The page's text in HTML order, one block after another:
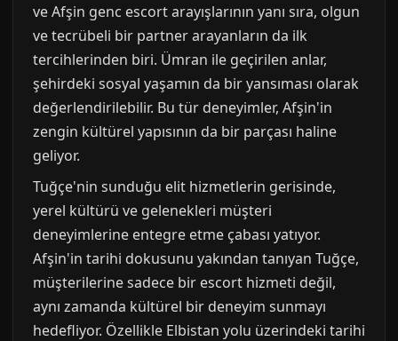
ve Afşin genc escort arayışlarının yanı sıra, olgun
ve tecrübeli bir partner arayanların da ilk
tercihlerinden biri. Ümran ile geçirilen anlar,
şehirdeki sosyal yaşamın da bir yansıması olarak
değerlendirilebilir. Bu tür deneyimler, Afşin'in
zengin kültürel yapısının da bir parçası haline
geliyor.
Tuğçe'nin sunduğu elit hizmetlerin gerisinde,
yerel kültürü ve gelenekleri müşteri
deneyimlerine entegre etme çabası yatıyor.
Afşin'in tarihi dokusunu yakından tanıyan Tuğçe,
müşterilerine sadece bir escort hizmeti değil,
aynı zamanda kültürel bir deneyim sunmayı
hedefliyor. Özellikle Elbistan yolu üzerindeki tarihi